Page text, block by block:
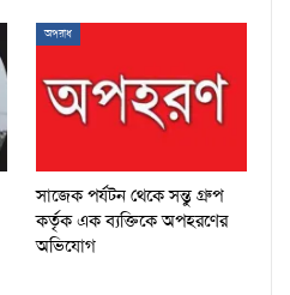
অপরাধ
সাজেক পর্যটন থেকে সন্তু গ্রুপ
কর্তৃক এক ব্যক্তিকে অপহরণের
অভিযোগ